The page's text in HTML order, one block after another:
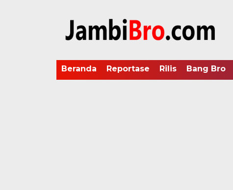
Beranda Reportase Rilis Bang Bro